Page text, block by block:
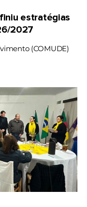
estratégias
2027
(COMUDE)